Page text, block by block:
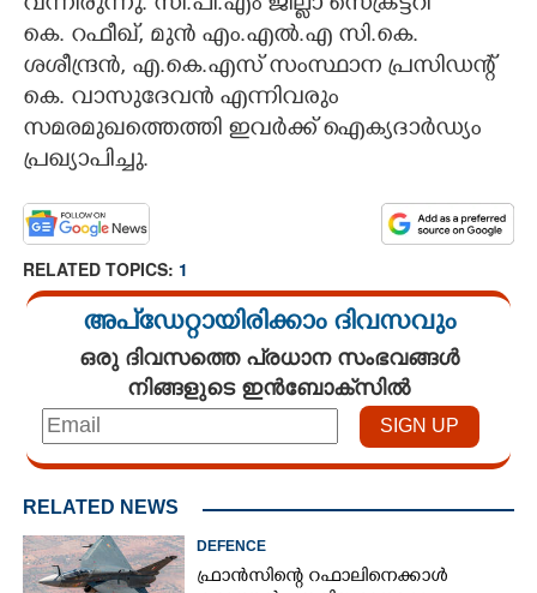
കെ. റഫീഖ്, മുൻ എം.എൽ.എ സി.കെ.
ശശീന്ദ്രൻ, എ.കെ.എസ് സംസ്ഥാന പ്രസിഡന്റ്
കെ. വാസുദേവൻ എന്നിവരും
സമരമുഖത്തെത്തി ഇവർക്ക് ഐക്യദാർഡ്യം
പ്രഖ്യാപിച്ചു.
RELATED TOPICS: 1
അപ്ഡേറ്റായിരിക്കാം ദിവസവും
ഒരു ദിവസത്തെ പ്രധാന സംഭവങ്ങൾ
നിങ്ങളുടെ ഇൻബോക്സിൽ
RELATED NEWS
DEFENCE
ഫ്രാൻസിന്റെ റഫാലിനെക്കാൾ
×